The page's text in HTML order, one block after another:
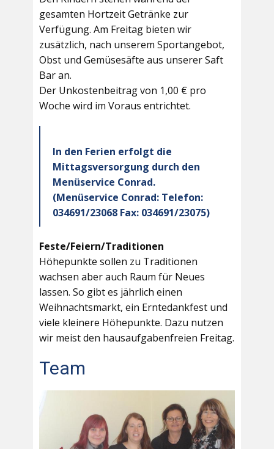
gesamten Hortzeit Getränke zur
Verfügung. Am Freitag bieten wir
zusätzlich, nach unserem Sportangebot,
Obst und Gemüsesäfte aus unserer Saft
Bar an.
Der Unkostenbeitrag von 1,00 € pro
Woche wird im Voraus entrichtet.
In den Ferien erfolgt die
Mittagsversorgung durch den
Menüservice Conrad.
(Menüservice Conrad: Telefon:
034691/23068 Fax: 034691/23075)
Feste/Feiern/Traditionen
Höhepunkte sollen zu Traditionen
wachsen aber auch Raum für Neues
lassen. So gibt es jährlich einen
Weihnachtsmarkt, ein Erntedankfest und
viele kleinere Höhepunkte. Dazu nutzen
wir meist den hausaufgabenfreien Freitag.
Team